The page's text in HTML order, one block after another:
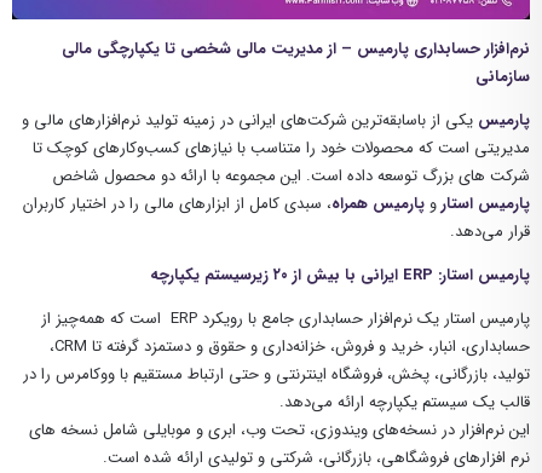
نرم‌افزار حسابداری پارمیس – از مدیریت مالی شخصی تا یکپارچگی مالی
سازمانی
پارمیس یکی از باسابقه‌ترین شرکت‌های ایرانی در زمینه تولید نرم‌افزارهای مالی و
مدیریتی است که محصولات خود را متناسب با نیازهای کسب‌وکارهای کوچک تا
شرکت های بزرگ توسعه داده است. این مجموعه با ارائه دو محصول شاخص
پارمیس استارو پارمیس همراه، سبدی کامل از ابزارهای مالی را در اختیار کاربران
قرار می‌دهد.
پارمیس استار:
ایرانی با بیش از ۲۰زیرسیستم یکپارچه
پارمیس استار یک نرم‌افزار حسابداری جامع با رویکردERP
است که همه‌چیز از
حسابداری، انبار، خرید و فروش، خزانه‌داری و حقوق و دستمزد گرفته تاCRM
،
تولید، بازرگانی، پخش، فروشگاه اینترنتی و حتی ارتباط مستقیم با ووکامرس را در
قالب یک سیستم یکپارچه ارائه می‌دهد.
این نرم‌افزار در نسخه‌های ویندوزی، تحت وب، ابری و موبایلی شامل نسخه های
نرم افزارهای فروشگاهی، بازرگانی، شرکتی و تولیدی ارائه شده است.